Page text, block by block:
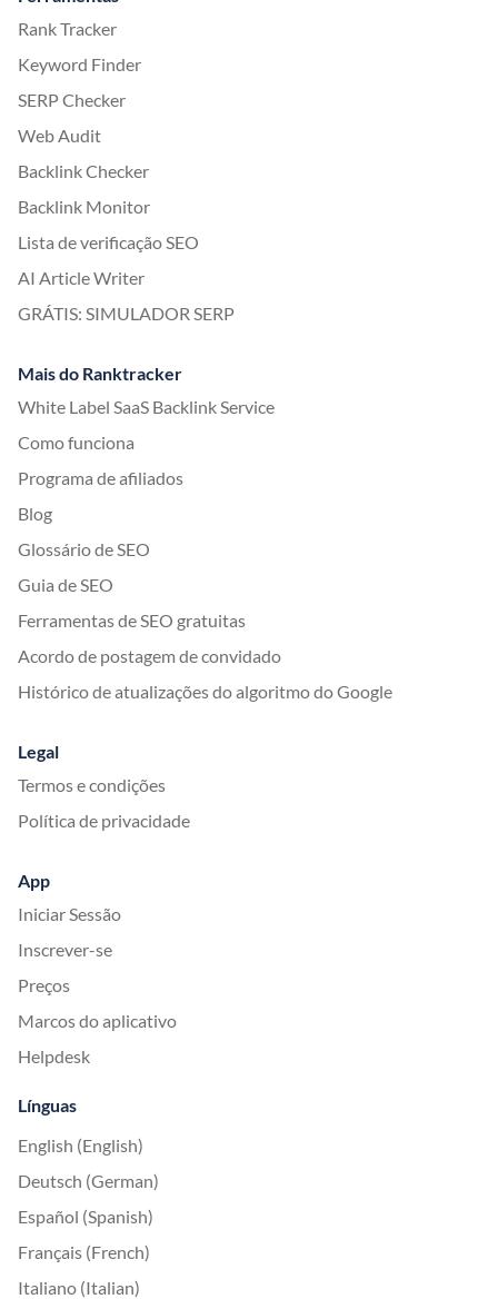
Rank Tracker
Keyword Finder
SERP Checker
Web Audit
Backlink Checker
Backlink Monitor
Lista de verificação SEO
AI Article Writer
GRÁTIS: SIMULADOR SERP
Mais do Ranktracker
White Label SaaS Backlink Service
Como funciona
Programa de afiliados
Blog
Glossário de SEO
Guia de SEO
Ferramentas de SEO gratuitas
Acordo de postagem de convidado
Histórico de atualizações do algoritmo do Google
Legal
Termos e condições
Política de privacidade
App
Iniciar Sessão
Inscrever-se
Preços
Marcos do aplicativo
Helpdesk
Línguas
English (English)
Deutsch (German)
Español (Spanish)
Français (French)
Italiano (Italian)